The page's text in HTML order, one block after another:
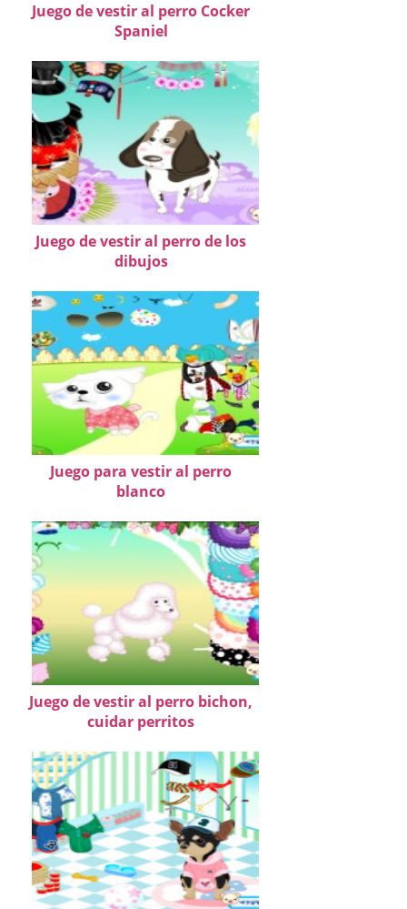
Juego de vestir al perro Cocker
Spaniel
Juego de vestir al perro de los
dibujos
Juego para vestir al perro
blanco
Juego de vestir al perro bichon,
cuidar perritos